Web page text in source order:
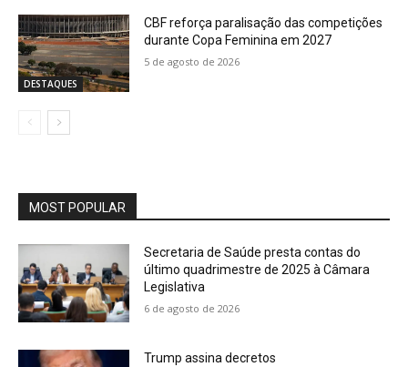
DESTAQUES
CBF reforça paralisação das competições
durante Copa Feminina em 2027
5 de agosto de 2026
MOST POPULAR
Secretaria de Saúde presta contas do
último quadrimestre de 2025 à Câmara
Legislativa
6 de agosto de 2026
Trump assina decretos